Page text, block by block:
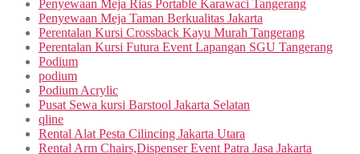
Penyewaan Meja Rias Portable Karawaci Tangerang
Penyewaan Meja Taman Berkualitas Jakarta
Perentalan Kursi Crossback Kayu Murah Tangerang
Perentalan Kursi Futura Event Lapangan SGU Tangerang
Podium
podium
Podium Acrylic
Pusat Sewa kursi Barstool Jakarta Selatan
qline
Rental Alat Pesta Cilincing Jakarta Utara
Rental Arm Chairs,Dispenser Event Patra Jasa Jakarta